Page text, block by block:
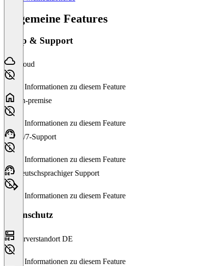
Allgemeine Features
Setup & Support
Cloud
Keine Informationen zu diesem Feature
On-premise
Keine Informationen zu diesem Feature
24/7-Support
Keine Informationen zu diesem Feature
Deutschsprachiger Support
Keine Informationen zu diesem Feature
Datenschutz
Serverstandort DE
Keine Informationen zu diesem Feature